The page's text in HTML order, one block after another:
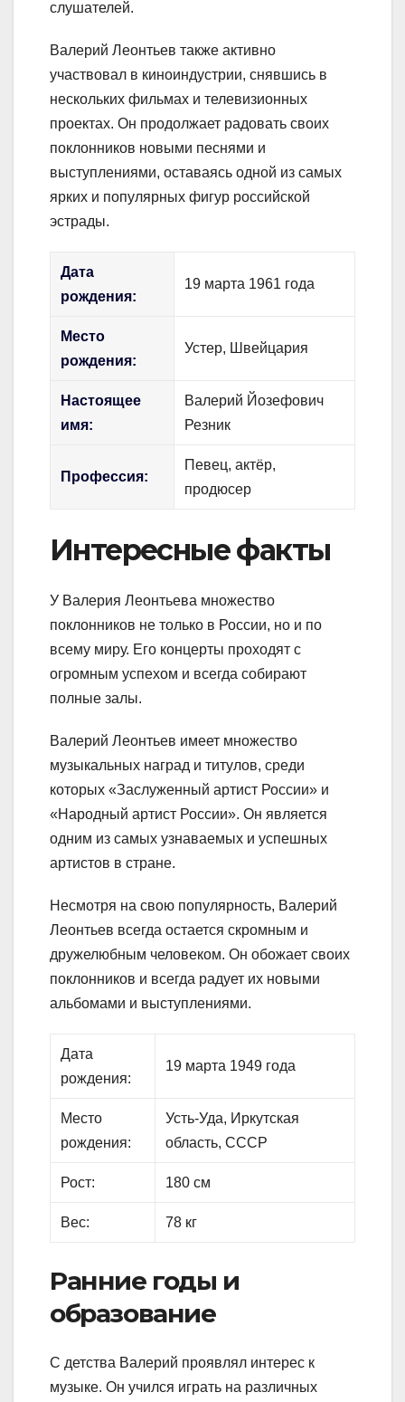
слушателей.
Валерий Леонтьев также активно
участвовал в киноиндустрии, снявшись в
нескольких фильмах и телевизионных
проектах. Он продолжает радовать своих
поклонников новыми песнями и
выступлениями, оставаясь одной из самых
ярких и популярных фигур российской
эстрады.
Дата
рождения:
19 марта 1961 года
Место
рождения:
Устер, Швейцария
Настоящее
имя:
Валерий Йозефович
Резник
Профессия:
Певец, актёр,
продюсер
Интересные факты
У Валерия Леонтьева множество
поклонников не только в России, но и по
всему миру. Его концерты проходят с
огромным успехом и всегда собирают
полные залы.
Валерий Леонтьев имеет множество
музыкальных наград и титулов, среди
которых «Заслуженный артист России» и
«Народный артист России». Он является
одним из самых узнаваемых и успешных
артистов в стране.
Несмотря на свою популярность, Валерий
Леонтьев всегда остается скромным и
дружелюбным человеком. Он обожает своих
поклонников и всегда радует их новыми
альбомами и выступлениями.
Дата
рождения:
19 марта 1949 года
Место
рождения:
Усть-Уда, Иркутская
область, СССР
Рост: 180 см
Вес: 78 кг
Ранние годы и
образование
С детства Валерий проявлял интерес к
музыке. Он учился играть на различных